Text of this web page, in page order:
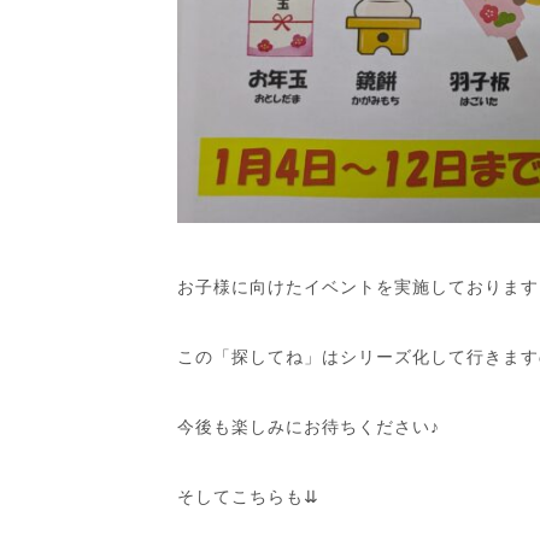
お子様に向けたイベントを実施しておりま
この「探してね」はシリーズ化して行きま
今後も楽しみにお待ちください♪
そしてこちらも⇊